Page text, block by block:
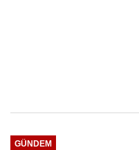
GÜNDEM